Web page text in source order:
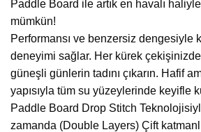
Paddle Board ile artık en havalı haliyle
mümkün!
Performansı ve benzersiz dengesiyle
deneyimi sağlar. Her kürek çekişinizde
güneşli günlerin tadını çıkarın. Hafif
yapısıyla tüm su yüzeylerinde keyifle
Paddle Board Drop Stitch
zamanda (Double Layers) Çift